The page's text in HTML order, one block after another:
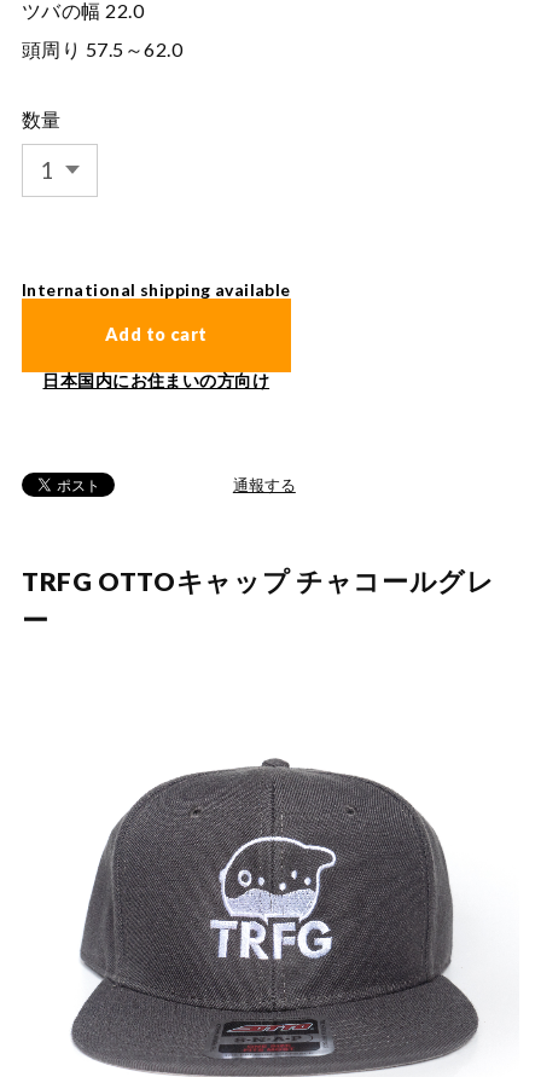
ツバの幅 22.0
頭周り 57.5～62.0
数量
International shipping available
Add to cart
日本国内にお住まいの方向け
通報する
TRFG OTTOキャップ チャコールグレ
ー